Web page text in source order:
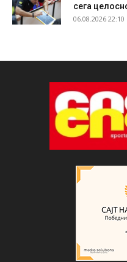
сега
06.08.2026 22:10